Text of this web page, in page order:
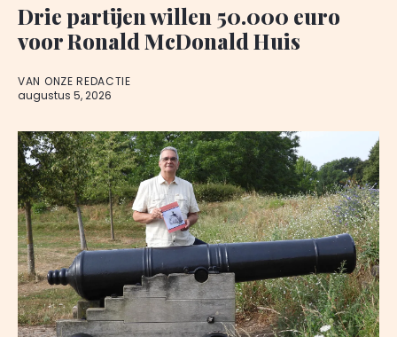
Drie partijen willen 50.000 euro
voor Ronald McDonald Huis
VAN ONZE REDACTIE
augustus 5, 2026